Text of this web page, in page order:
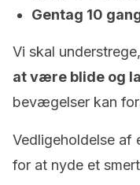
Gentag 10
Vi skal
at være blide og
bevægelser kan
Vedligeholdelse af
for at nyde et